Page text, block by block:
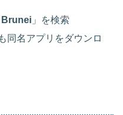
Brunei 」を検索
同名アプリをダウンロ